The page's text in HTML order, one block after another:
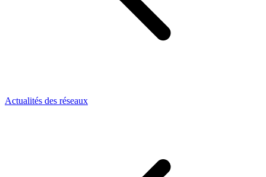
Actualités des réseaux